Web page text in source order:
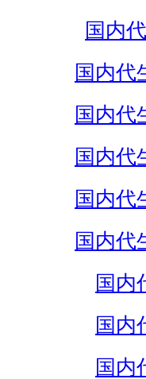
国内
国内代
国内代
国内代
国内代
国内代
国内
国内
国内